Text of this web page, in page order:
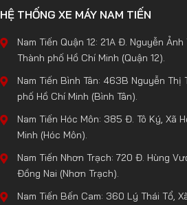
HỆ THỐNG XE MÁY NAM TIẾN
Nam Tiến Quận 12: 21A Đ. Nguyễn
Thành phố Hồ Chí Minh (Quận 12).
Nam Tiến Bình Tân: 463B Nguyễn Thị
phố Hồ Chí Minh (Bình Tân).
Nam Tiến Hóc Môn: 385 Đ. Tô Ký, Xã
Minh (Hóc Môn).
Nam Tiến Nhơn Trạch: 720 Đ. Hùng
Đồng Nai (Nhơn Trạch).
Nam Tiến Bến Cam: 360 Lý Thái Tổ,